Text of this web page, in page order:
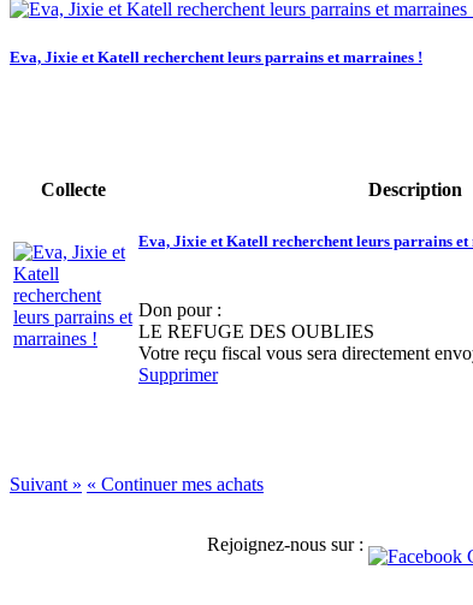
Eva, Jixie et Katell recherchent leurs parrains et marraines !
Collecte Description
Eva, Jixie et Katell recherchent leurs parrains et
Don pour :
LE REFUGE DES OUBLIES
Votre reçu fiscal vous sera directement
Supprimer
Suivant » « Continuer mes achats
Rejoignez-nous sur :